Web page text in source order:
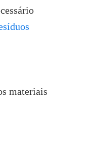
materiais